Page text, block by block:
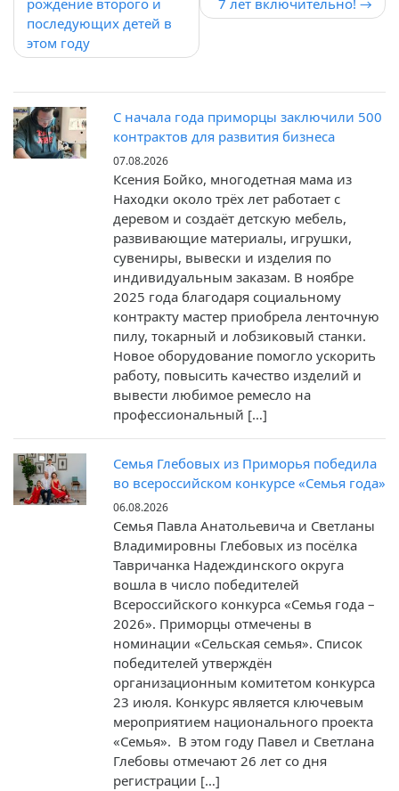
записям
последующих детей в
этом году
С начала года приморцы заключили 500
контрактов для развития бизнеса
07.08.2026
Ксения Бойко, многодетная мама из
Находки около трёх лет работает с
деревом и создаёт детскую мебель,
развивающие материалы, игрушки,
сувениры, вывески и изделия по
индивидуальным заказам. В ноябре
2025 года благодаря социальному
контракту мастер приобрела ленточную
пилу, токарный и лобзиковый станки.
Новое оборудование помогло ускорить
работу, повысить качество изделий и
вывести любимое ремесло на
профессиональный […]
Семья Глебовых из Приморья победила
во всероссийском конкурсе «Семья года»
06.08.2026
Семья Павла Анатольевича и Светланы
Владимировны Глебовых из посёлка
Тавричанка Надеждинского округа
вошла в число победителей
Всероссийского конкурса «Семья года –
2026». Приморцы отмечены в
номинации «Сельская семья». Список
победителей утверждён
организационным комитетом конкурса
23 июля. Конкурс является ключевым
мероприятием национального проекта
«Семья». В этом году Павел и Светлана
Глебовы отмечают 26 лет со дня
регистрации […]